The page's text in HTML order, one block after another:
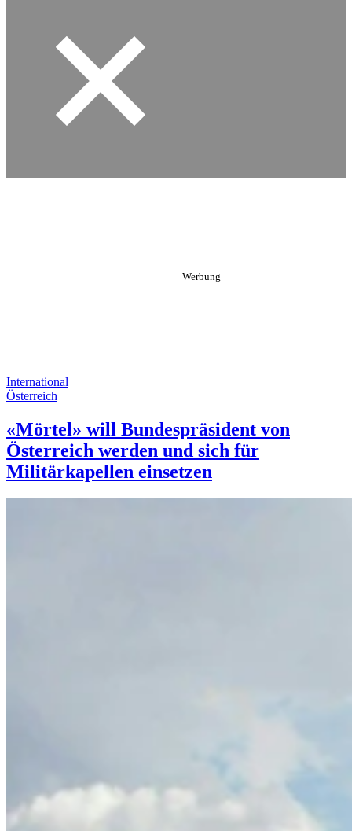
International
Österreich
«Mörtel» will Bundespräsident von
Österreich werden und sich für
Militärkapellen einsetzen